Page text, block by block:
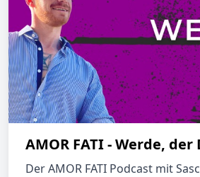
AMOR FATI - Werde, der
Der AMOR FATI Podcast mit